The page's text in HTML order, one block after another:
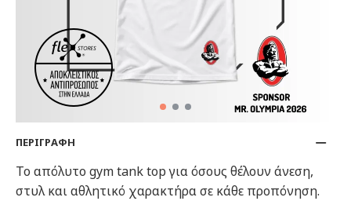
ΠΕΡΙΓΡΑΦΗ
Το απόλυτο gym tank top για όσους θέλουν άνεση,
στυλ και αθλητικό χαρακτήρα σε κάθε προπόνηση.